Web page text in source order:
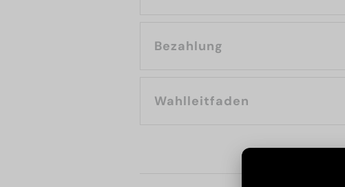
Bezahlung
Wahlleitfaden